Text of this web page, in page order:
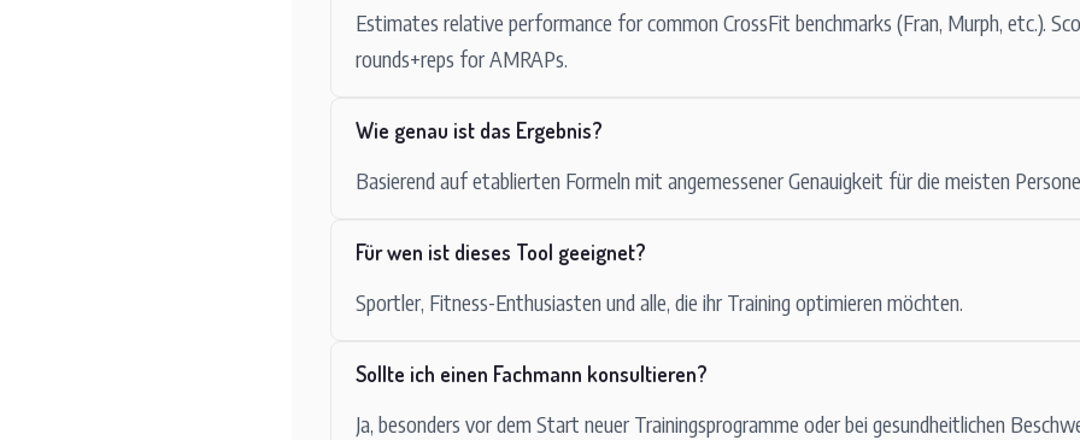
Estimates relative performance for common CrossFit benchmarks (Fran, Murph, etc.).
rounds+reps for AMRAPs.
Wie genau ist das Ergebnis?
Basierend auf etablierten Formeln mit angemessener Genauigkeit für die meisten
Für wen ist dieses Tool geeignet?
Sportler, Fitness-Enthusiasten und alle, die ihr Training optimieren möchten.
Sollte ich einen Fachmann konsultieren?
Ja, besonders vor dem Start neuer Trainingsprogramme oder bei gesundheitlichen